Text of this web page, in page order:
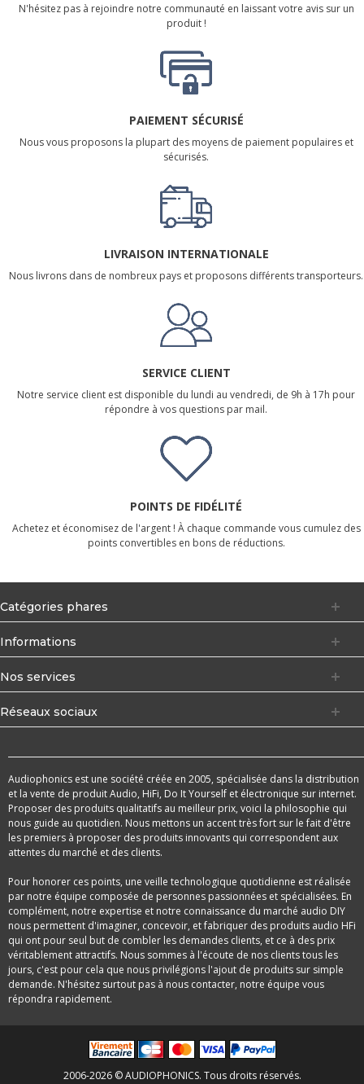
N'hésitez pas à rejoindre notre communauté en laissant votre avis sur un
produit !
PAIEMENT SÉCURISÉ
Nous vous proposons la plupart des moyens de paiement populaires et
sécurisés.
LIVRAISON INTERNATIONALE
Nous livrons dans de nombreux pays et proposons différents transporteurs.
SERVICE CLIENT
Notre service client est disponible du lundi au vendredi, de 9h à 17h pour
répondre à vos questions par mail.
POINTS DE FIDÉLITÉ
Achetez et économisez de l'argent ! À chaque commande vous cumulez des
points convertibles en bons de réductions.
Catégories phares
Informations
Nos services
Réseaux sociaux
Audiophonics est une société créée en 2005, spécialisée dans la distribution
et la vente de produit Audio, HiFi, Do It Yourself et électronique sur internet.
Proposer des produits qualitatifs au meilleur prix, voici la philosophie qui
nous guide au quotidien. Nous mettons un accent très fort sur le fait d'être
les premiers à proposer des produits innovants qui correspondent aux
attentes du marché et des clients.
Pour honorer ces points, une veille technologique quotidienne est réalisée
par notre équipe composée de personnes passionnées et spécialisées. En
complément, notre expertise et notre connaissance du marché audio DIY
nous permettent d'imaginer, concevoir, et fabriquer des produits audio HFi
qui ont pour seul but de combler les demandes clients, et ce à des prix
véritablement attractifs. Nous sommes à l'écoute de nos clients tous les
jours, c'est pour cela que nous privilégions l'ajout de produits sur simple
demande. N'hésitez surtout pas à nous contacter, notre équipe vous
répondra rapidement.
2006-2026 © AUDIOPHONICS. Tous droits réservés.